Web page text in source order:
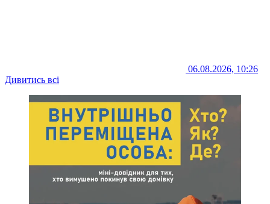
06.08.2026, 10:26
Дивитись всі